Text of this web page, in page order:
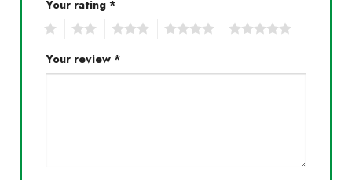
Your rating *
Your review *